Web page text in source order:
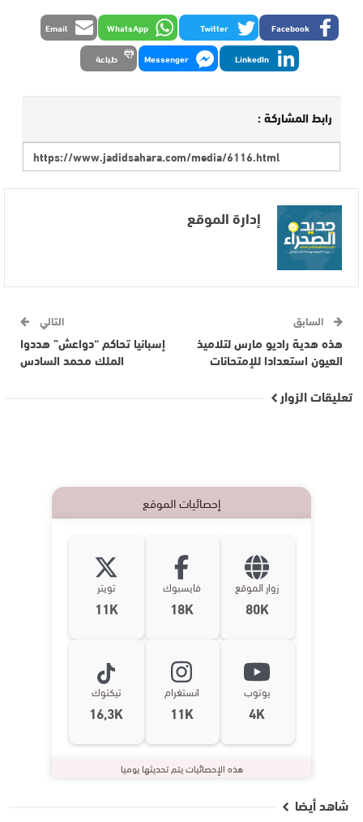
Facebook
Twitter
WhatsApp
Email
LinkedIn
Messenger طباعة
رابط المشاركة :
إدارة الموقع
السابق
هذه هدية راديو مارس لتلاميذ
العيون استعدادا للإمتحانات
التالي
إسبانيا تحاكم “دواعش” هددوا
الملك محمد السادس
تعليقات الزوار
إحصائيات الموقع
زوار الموقع
80K
فايسبوك
18K
تويتر
11K
يوتوب
4K
انستغرام
11K
تيكتوك
16,3K
هذه الإحصائيات يتم تحديثها يوميا
شاهد أيضا